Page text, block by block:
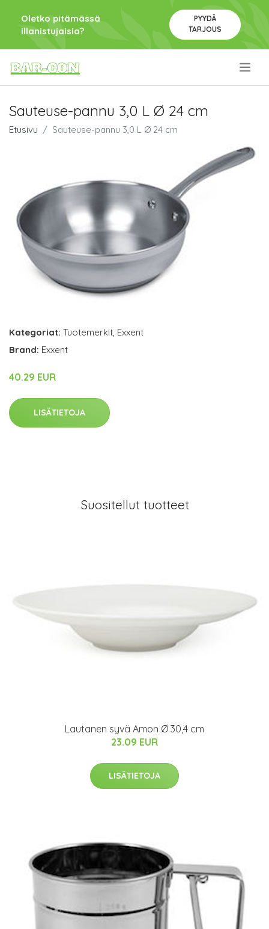
Oletko pitämässä
illanistujaisia?
PYYDÄ
TARJOUS
Sauteuse-pannu 3,0 L Ø 24 cm
Etusivu Sauteuse-pannu 3,0 L Ø 24 cm
Kategoriat: Tuotemerkit, Exxent
Brand: Exxent
40.29 EUR
LISÄTIETOJA
Suositellut tuotteet
Lautanen syvä Amon Ø 30,4 cm
23.09 EUR
LISÄTIETOJA